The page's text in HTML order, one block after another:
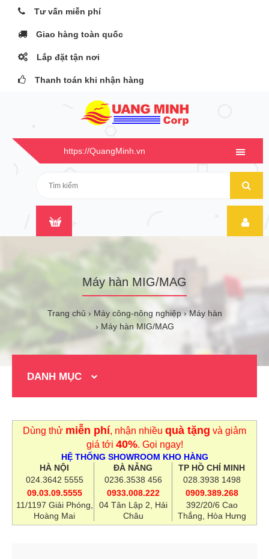
Tư vấn miễn phí
Giao hàng toàn quốc
Lắp đặt tận nơi
Thanh toán khi nhận hàng
https://QuangMinh.vn
Máy hàn MIG/MAG
Trang chủ Máy công-nông nghiệp
Máy hàn
Máy hàn MIG/MAG
DANH MỤC
Dùng thử miễn phí, nhận nhiều quà tặng và giảm
giá tới 40%. Gọi ngay!
HỆ THỐNG SHOWROOM KHO HÀNG
HÀ NỘI
024.3642 5555
09.03.09.5555
11/1197 Giải Phóng,
Hoàng Mai
ĐÀ NẴNG
0236.3538 456
0933.008.222
04 Tân Lập 2, Hải
Châu
TP HỒ CHÍ MINH
028.3938 1498
0909.389.268
392/20/6 Cao
Thắng, Hòa Hưng